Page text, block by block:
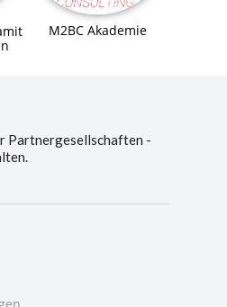
M2BC Akademie
Partnergesellschaften -